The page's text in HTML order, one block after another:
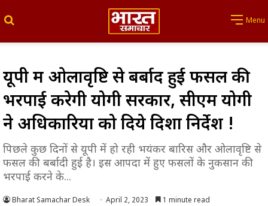
Menu
यूपी में ओलावृष्टि से बर्बाद हुई फसल की
भरपाई करेगी योगी सरकार, सीएम योगी
ने अधिकारियों को दिये दिशा निर्देश !
पिछले कुछ दिनों से यूपी में हो रही भयंकर बारिस और ओलावृष्टि से
फसल की बर्बादी हुई है। इस आपदा में हुए फसलों के नुकसान की
भरपाई करने के...
Bharat Samachar Desk April 2, 2023 1 minute read